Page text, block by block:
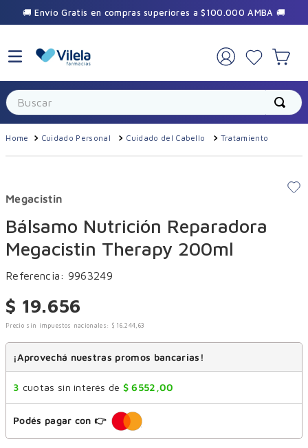
🚚 Envío Gratis en compras superiores a $100.000 AMBA 🚚
Buscar
Cuidado Personal Cuidado del Cabello Tratamiento
Megacistin
Bálsamo Nutrición Reparadora
Megacistin Therapy 200ml
Referencia: 9963249
$ 19.656
Precio sin impuestos nacionales: $ 16.244, 63
¡Aprovechá nuestras promos bancarias!
3 cuotas sin interés de $ 6552 ,00
Podés pagar con 👉
×
🎁 Sumate a la comunidad Vilela
Recibí promos exclusivas y beneficios
especiales durante el año.
Suscribirme